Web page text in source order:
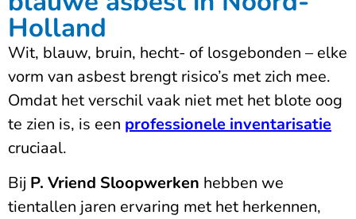
Holland
Wit, blauw, bruin, hecht- of losgebonden – elke
vorm van asbest brengt risico’s met zich mee.
Omdat het verschil vaak niet met het blote oog
te zien is, is een professionele inventarisatie
cruciaal.
Bij P. Vriend Sloopwerken hebben we
tientallen jaren ervaring met het herkennen,